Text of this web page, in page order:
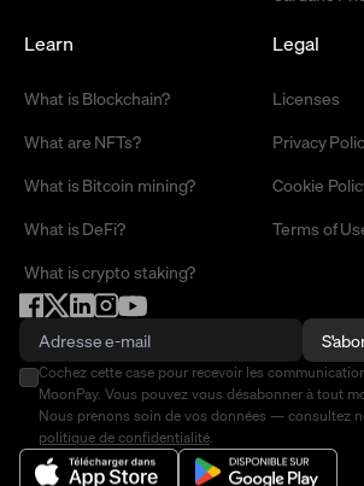
Learn
What is Blockchain?
What are NFTs?
What is Bitcoin mining?
What is DeFi?
What is crypto staking?
Legal
Licenses
Privacy
Cookie
Terms of
Cochez cette case pour recevoir les
MoonPay. Vous pouvez vous désabonner à tout
Nous prenons soin de vos données — consultez
politique de confidentialité.